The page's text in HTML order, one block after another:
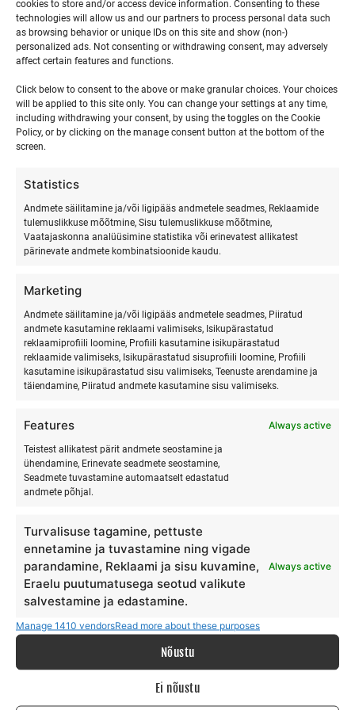
cookies to store and/or access device information. Consenting to these
technologies will allow us and our partners to process personal data such
as browsing behavior or unique IDs on this site and show (non-)
personalized ads. Not consenting or withdrawing consent, may adversely
affect certain features and functions.
Click below to consent to the above or make granular choices. Your choices
will be applied to this site only. You can change your settings at any time,
including withdrawing your consent, by using the toggles on the Cookie
Policy, or by clicking on the manage consent button at the bottom of the
screen.
Statistics
Andmete säilitamine ja/või ligipääs andmetele seadmes, Reklaamide
tulemuslikkuse mõõtmine, Sisu tulemuslikkuse mõõtmine,
Vaatajaskonna analüüsimine statistika või erinevatest allikatest
pärinevate andmete kombinatsioonide kaudu.
Marketing
Andmete säilitamine ja/või ligipääs andmetele seadmes, Piiratud
andmete kasutamine reklaami valimiseks, Isikupärastatud
reklaamiprofiili loomine, Profiili kasutamine isikupärastatud
reklaamide valimiseks, Isikupärastatud sisuprofiili loomine, Profiili
kasutamine isikupärastatud sisu valimiseks, Teenuste arendamine ja
täiendamine, Piiratud andmete kasutamine sisu valimiseks.
Features Always active
Teistest allikatest pärit andmete seostamine ja
ühendamine, Erinevate seadmete seostamine,
Seadmete tuvastamine automaatselt edastatud
andmete põhjal.
Turvalisuse tagamine, pettuste
ennetamine ja tuvastamine ning vigade
parandamine, Reklaami ja sisu kuvamine,
Eraelu puutumatusega seotud valikute
salvestamine ja edastamine.
Always active
Manage 1410 vendorsRead more about these purposes
Nõustu
Ei nõustu
events,events,events,events,events,events,
0
events,
13
0
events,
14
0
events,
15
0
events,
16
0
17
1
18
1
19
0
events,
20
0
events,
21
0
events,
22
0
events,
23
0
events,
24
1
event,
25
1
event,
26
0
27
0
28
0
29
0
30
0
31
1
1
1
2
juuni This Month aug
SURFMASTER
Ranna Surfiküla
+372 566 86 766
info@surfmaster.ee
MEIST
Meie lugu
Teenus
Surfiblogi
Kontakt